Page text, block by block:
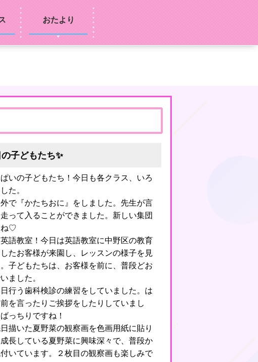
おたより
子どもたち✨
いの子どもたち！今日も各クラス、いろ
た。
で『かたちおに』をしました。先生が言
って入ることができました。新しい集団
ね♡
語教室！今日は英語教室に中野区の教育
たお客様が来園し、レッスンの様子を見
子どもたちは、お客様を前に、普段どお
ました。
行う歯科検診の練習をしていました。は
を言ったりご挨拶をしたりしていまし
っちりですね！
描いた夏野菜の観察画を色画用紙に貼り
長している夏野菜に興味深々で、普段か
いています。２枚目の観察画も楽しみで